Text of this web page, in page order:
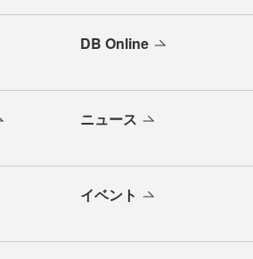
DB Online
ニュース
イベント